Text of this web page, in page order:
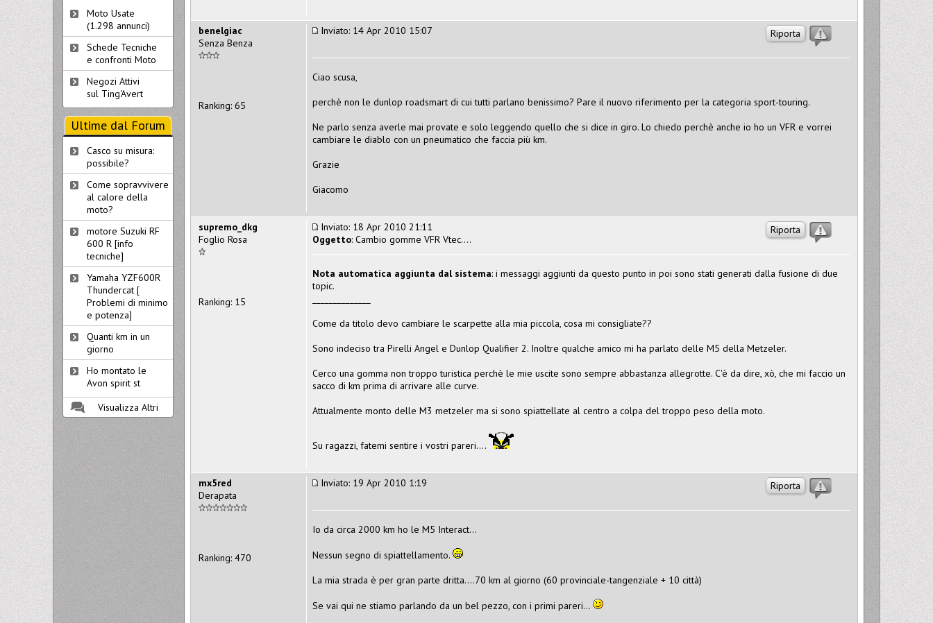
Riporta
Inviato: 14 Apr 2010 15:07
Ciao scusa,
perchè non le dunlop roadsmart di cui tutti parlano benissimo? Pare il nuovo riferimento per la categoria sport-touring.
Ne parlo senza averle mai provate e solo leggendo quello che si dice in giro. Lo chiedo perchè anche io ho un VFR e vorrei
cambiare le diablo con un pneumatico che faccia più km.
Grazie
Giacomo
benelgiac
Senza Benza
Ranking: 65
Riporta
Inviato: 18 Apr 2010 21:11
Oggetto: Cambio gomme VFR Vtec....
Nota automatica aggiunta dal sistema: i messaggi aggiunti da questo punto in poi sono stati generati dalla fusione di due
topic.
Come da titolo devo cambiare le scarpette alla mia piccola, cosa mi consigliate??
Sono indeciso tra Pirelli Angel e Dunlop Qualifier 2. Inoltre qualche amico mi ha parlato delle M5 della Metzeler.
Cerco una gomma non troppo turistica perchè le mie uscite sono sempre abbastanza allegrotte. C'è da dire, xò, che mi faccio un
sacco di km prima di arrivare alle curve.
Attualmente monto delle M3 metzeler ma si sono spiattellate al centro a colpa del troppo peso della moto.
Su ragazzi, fatemi sentire i vostri pareri....
supremo_dkg
Foglio Rosa
Ranking: 15
Riporta
Inviato: 19 Apr 2010 1:19
Io da circa 2000 km ho le M5 Interact...
Nessun segno di spiattellamento.
La mia strada è per gran parte dritta....70 km al giorno (60 provinciale-tangenziale + 10 città)
Se vai qui ne stiamo parlando da un bel pezzo, con i primi pareri...
mx5red
Derapata
Ranking: 470
Moto Usate
(1.298 annunci)
Schede Tecniche
e confronti Moto
Negozi Attivi
sul Ting'Avert
Ultime dal Forum
Casco su misura:
possibile?
Come sopravvivere
al calore della
moto?
motore Suzuki RF
600 R [info
tecniche]
Yamaha YZF600R
Thundercat [
Problemi di minimo
e potenza]
Quanti km in un
giorno
Ho montato le
Avon spirit st
Visualizza Altri